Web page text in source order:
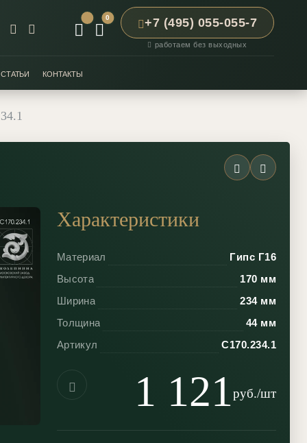
0 +7 (495) 055-055-7
работаем без выходных
СТАТЬИ КОНТАКТЫ
Характеристики
Материал
Гипс Г16
Высота
170 мм
Ширина
234 мм
Толщина
44 мм
Артикул
С170.234.1
1 121руб./шт